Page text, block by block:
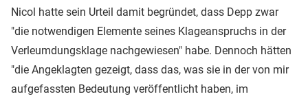
Nicol hatte sein Urteil damit begründet, dass Depp zwar
"die notwendigen Elemente seines Klageanspruchs in der
Verleumdungsklage nachgewiesen" habe. Dennoch hätten
"die Angeklagten gezeigt, dass das, was sie in der von mir
aufgefassten Bedeutung veröffentlicht haben, im